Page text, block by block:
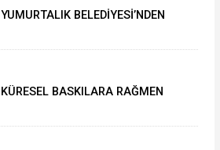
YUMURTALIK BELEDİYESİ’NDEN
KÜRESEL BASKILARA RAĞMEN